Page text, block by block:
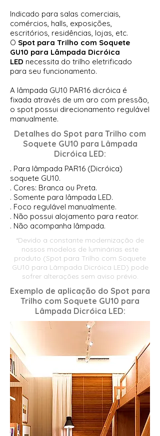
Indicado para salas comerciais,
comércios, halls, exposições,
escritórios, residências, lojas, etc.
O Spot para Trilho com Soquete
GU10 para Lâmpada Dicróica
LED necessita do trilho eletrificado
para seu funcionamento.
A lâmpada GU10 PAR16 dicróica é
fixada através de um aro com pressão,
o spot possui direcionamento regulável
manualmente.
Detalhes do Spot para Trilho com
Soquete GU10 para Lâmpada
Dicróica LED:
. Para lâmpada PAR16 (Dicróica)
soquete GU10.
. Cores: Branca ou Preta.
. Somente para lâmpada LED.
. Foco regulável manualmente.
. Não possui alojamento para reator.
. Não acompanha lâmpada.
*Devido a constante modernização de
nossos modelos de luminárias este
produto (Spot para Trilho com Soquete
GU10 para Lâmpada Dicróica LED) pode
sofrer alterações sem aviso prévio.
Exemplo de aplicação do Spot para
Trilho com Soquete GU10 para
Lâmpada Dicróica LED​: